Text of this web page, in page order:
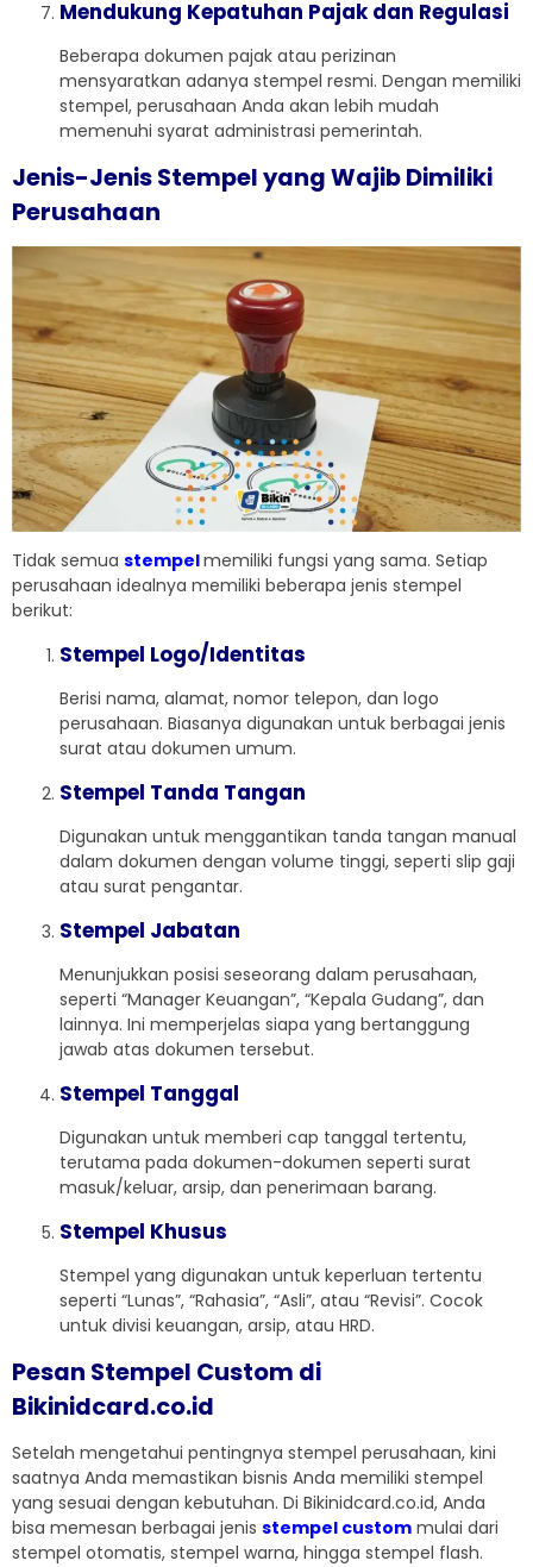
Mendukung Kepatuhan Pajak dan Regulasi
Beberapa dokumen pajak atau perizinan
mensyaratkan adanya stempel resmi. Dengan memiliki
stempel, perusahaan Anda akan lebih mudah
memenuhi syarat administrasi pemerintah.
Jenis-Jenis Stempel yang Wajib Dimiliki
Perusahaan
Tidak semua stempelmemiliki fungsi yang sama. Setiap
perusahaan idealnya memiliki beberapa jenis stempel
berikut:
Stempel Logo/Identitas
Berisi nama, alamat, nomor telepon, dan logo
perusahaan. Biasanya digunakan untuk berbagai jenis
surat atau dokumen umum.
Stempel Tanda Tangan
Digunakan untuk menggantikan tanda tangan manual
dalam dokumen dengan volume tinggi, seperti slip gaji
atau surat pengantar.
Stempel Jabatan
Menunjukkan posisi seseorang dalam perusahaan,
seperti “Manager Keuangan”, “Kepala Gudang”, dan
lainnya. Ini memperjelas siapa yang bertanggung
jawab atas dokumen tersebut.
Stempel Tanggal
Digunakan untuk memberi cap tanggal tertentu,
terutama pada dokumen-dokumen seperti surat
masuk/keluar, arsip, dan penerimaan barang.
Stempel Khusus
Stempel yang digunakan untuk keperluan tertentu
seperti “Lunas”, “Rahasia”, “Asli”, atau “Revisi”. Cocok
untuk divisi keuangan, arsip, atau HRD.
Pesan Stempel Custom di
Bikinidcard.co.id
Setelah mengetahui pentingnya stempel perusahaan, kini
saatnya Anda memastikan bisnis Anda memiliki stempel
yang sesuai dengan kebutuhan. Di Bikinidcard.co.id, Anda
bisa memesan berbagai jenis stempel custom mulai dari
stempel otomatis, stempel warna, hingga stempel flash.